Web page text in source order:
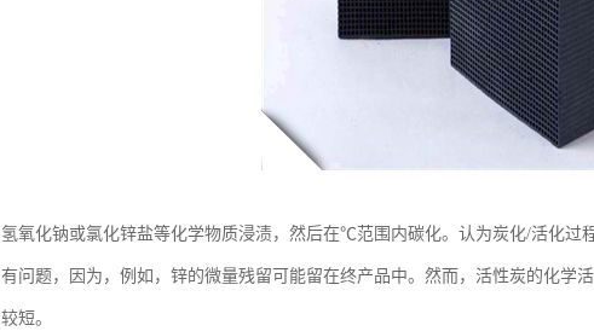
氢氧化钠或氯化锌盐等化学物质浸渍，然后在℃范围内碳化。认为炭化/活化过
有问题，因为，例如，锌的微量残留可能留在终产品中。然而，活性炭的化学
较短。